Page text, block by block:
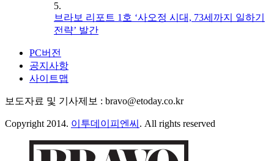
5.
브라보 리포트 1호 ‘사오정 시대, 73세까지 일하기
전략’ 발간
PC버전
공지사항
사이트맵
보도자료 및 기사제보 : bravo@etoday.co.kr
Copyright 2014. 이투데이피엔씨 . All rights reserved